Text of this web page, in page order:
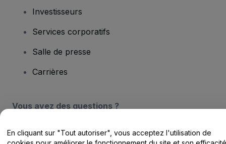
Investisseurs
Services corporatifs
Salle de presse
Carrières
Vous avez des questions ?
Centre d'assistance / Nous contacter
En cliquant sur "Tout autoriser", vous acceptez l'utilisation de